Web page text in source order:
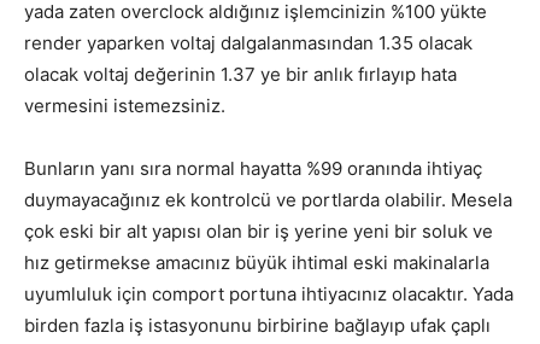
yada zaten overclock aldığınız işlemcinizin %100 yükte
render yaparken voltaj dalgalanmasından 1.35 olacak
olacak voltaj değerinin 1.37 ye bir anlık fırlayıp hata
vermesini istemezsiniz.
Bunların yanı sıra normal hayatta %99 oranında ihtiyaç
duymayacağınız ek kontrolcü ve portlarda olabilir. Mesela
çok eski bir alt yapısı olan bir iş yerine yeni bir soluk ve
hız getirmekse amacınız büyük ihtimal eski makinalarla
uyumluluk için comport portuna ihtiyacınız olacaktır. Yada
birden fazla iş istasyonunu birbirine bağlayıp ufak çaplı